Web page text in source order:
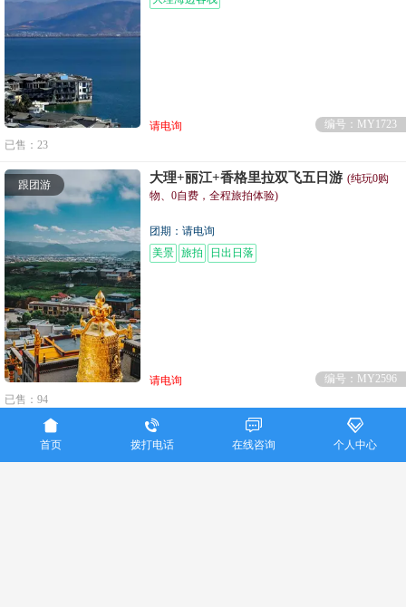
请电询
编号：MY1723
已售：23
跟团游 大理+丽江+香格里拉双飞五日游 (纯玩0购
物、0自费，全程旅拍体验)
团期：请电询
美景 旅拍 日出日落
请电询
编号：MY2596
已售：94
跟团游
【走进女儿国】昆明、大理、丽江、泸沽
湖双飞纯玩六日游 (温泉酒店+泸沽湖摩梭风情
晚会)

首页

拨打电话

在线咨询

个人中心